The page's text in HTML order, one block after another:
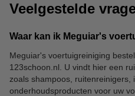
Veelgestelde
Waar kan ik Meguiar's
Meguiar's voertuigreiniging
123schoon.nl. U vindt hier een
zoals shampoos, ruitenreinigers,
onderhoudsproducten voor uw